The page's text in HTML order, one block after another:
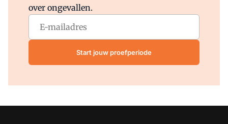
over ongevallen.
Start jouw proefperiode